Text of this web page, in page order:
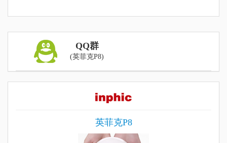
QQ群
(英菲克P8)
英菲克P8